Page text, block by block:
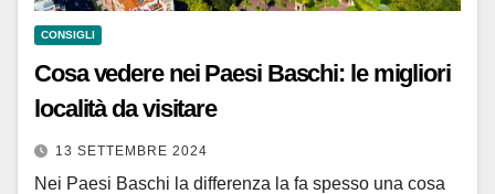
CONSIGLI
Cosa vedere nei Paesi Baschi: le migliori
località da visitare
13 SETTEMBRE 2024
Nei Paesi Baschi la differenza la fa spesso una cosa